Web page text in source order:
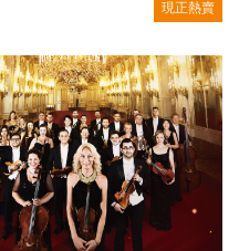
現正熱賣